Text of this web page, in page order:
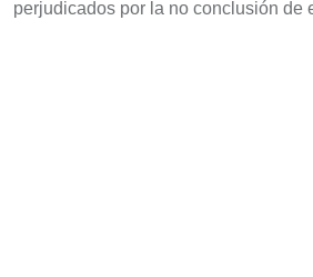
perjudicados por la no conclusión de